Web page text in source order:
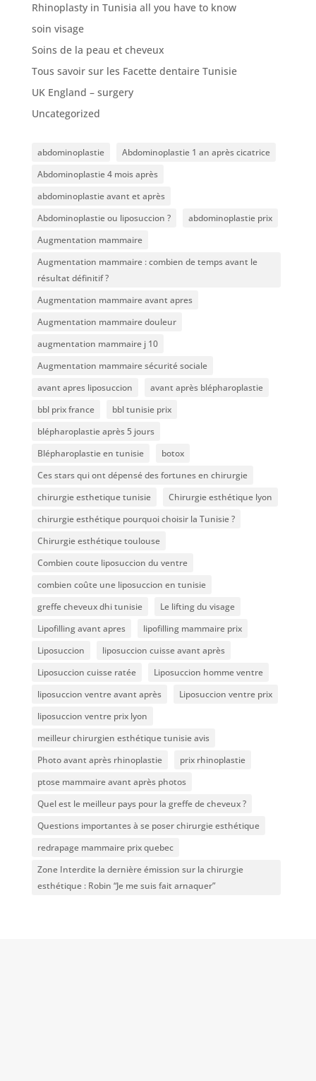
Rhinoplasty in Tunisia all you have to know
soin visage
Soins de la peau et cheveux
Tous savoir sur les Facette dentaire Tunisie
UK England – surgery
Uncategorized
abdominoplastie
Abdominoplastie 1 an après cicatrice
Abdominoplastie 4 mois après
abdominoplastie avant et après
Abdominoplastie ou liposuccion ?
abdominoplastie prix
Augmentation mammaire
Augmentation mammaire : combien de temps avant le
résultat définitif ?
Augmentation mammaire avant apres
Augmentation mammaire douleur
augmentation mammaire j 10
Augmentation mammaire sécurité sociale
avant apres liposuccion
avant après blépharoplastie
bbl prix france
bbl tunisie prix
blépharoplastie après 5 jours
Blépharoplastie en tunisie
botox
Ces stars qui ont dépensé des fortunes en chirurgie
chirurgie esthetique tunisie
Chirurgie esthétique lyon
chirurgie esthétique pourquoi choisir la Tunisie ?
Chirurgie esthétique toulouse
Combien coute liposuccion du ventre​
combien coûte une liposuccion en tunisie
greffe cheveux dhi tunisie
Le lifting du visage
Lipofilling avant apres
lipofilling mammaire prix
Liposuccion
liposuccion cuisse avant après
Liposuccion cuisse ratée
Liposuccion homme ventre
liposuccion ventre avant après
Liposuccion ventre prix
liposuccion ventre prix lyon
meilleur chirurgien esthétique tunisie avis
Photo avant après rhinoplastie
prix rhinoplastie
ptose mammaire avant après photos
Quel est le meilleur pays pour la greffe de cheveux ?
Questions importantes à se poser chirurgie esthétique
redrapage mammaire prix quebec
Zone Interdite la dernière émission sur la chirurgie
esthétique : Robin “Je me suis fait arnaquer”